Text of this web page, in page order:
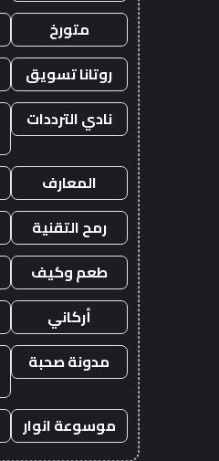
متورخ
روتانا تسويق
نادي الترددات
المعارف
رمح التقنية
طعم وكيف
أركاني
مدونة صحبة
موسوعة انوار